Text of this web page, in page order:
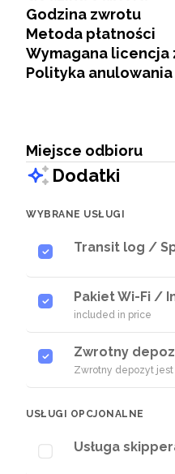
Godzina zwrotu
Metoda płatności
Wymagana licencja
Polityka anulowania
Miejsce odbioru
Dodatki
WYBRANE USŁUGI
Transit log /
Pakiet Wi-Fi /
included in price
Zwrotny
Zwrotny depozyt
USŁUGI OPCJONALNE
Usługa